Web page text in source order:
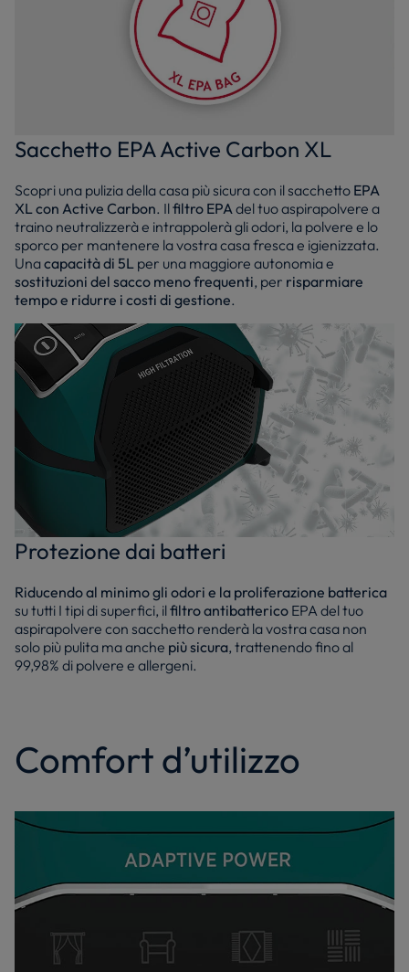
Sacchetto EPA Active Carbon XL
Scopri una pulizia della casa più sicura con il sacchetto EPA
XL con Active Carbon. Ilfiltro EPA del tuo aspirapolvere a
traino neutralizzerà e intrappolerà gli odori, la polvere e lo
sporco per mantenere la vostra casa fresca e igienizzata.
Unacapacità di 5L per una maggiore autonomia e
sostituzioni del sacco meno frequenti, per risparmiare
tempo e ridurre i costi di gestione.
Protezione dai batteri
Riducendo al minimo gli odori e la proliferazione batterica
su tutti I tipi di superfici, ilfiltro antibatterico EPA del tuo
aspirapolvere con sacchetto renderà la vostra casa non
solo più pulita ma anche più sicura, trattenendo fino al
99,98% di polvere e allergeni.
Comfort d’utilizzo